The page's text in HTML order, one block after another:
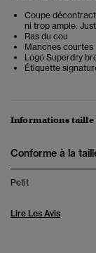
Coupe
ni trop ample.
Ras du cou
Manches courtes
Logo Superdry
Étiquette
Informations taille
Conforme à la
Petit
Lire Les Avis